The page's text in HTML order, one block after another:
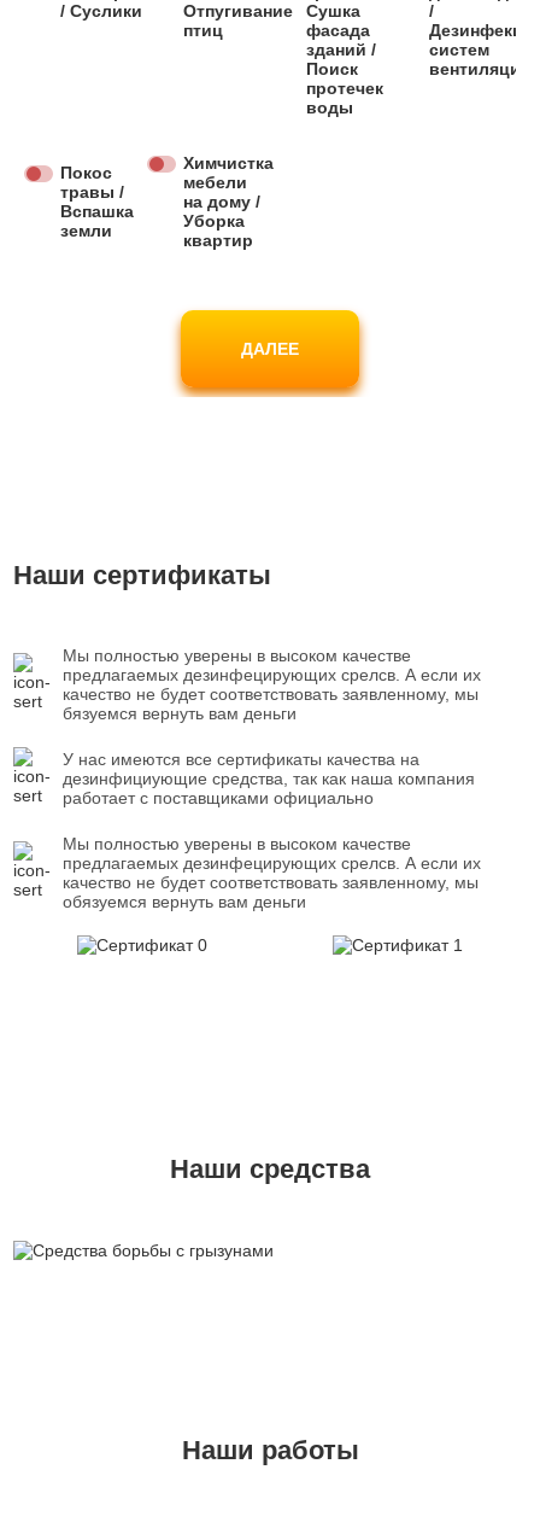
/ Суслики
Отпугивание
птиц
Сушка
фасада
зданий /
Поиск
протечек
воды
/
систем
вентиляции
Покос
травы /
Вспашка
земли
Химчистка
мебели
на дому /
Уборка
квартир
ДАЛЕЕ
Наши сертификаты
Мы полностью уверены в высоком качестве
предлагаемых дезинфецирующих срелсв. А если их
качество не будет соответствовать заявленному, мы
бязуемся вернуть вам деньги
У нас имеются все сертификаты качества на
дезинфициующие средства, так как наша компания
работает с поставщиками официально
Мы полностью уверены в высоком качестве
предлагаемых дезинфецирующих срелсв. А если их
качество не будет соответствовать заявленному, мы
обязуемся вернуть вам деньги
Наши средства
Наши работы